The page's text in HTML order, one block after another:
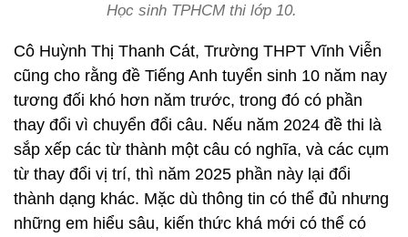
Học sinh TPHCM thi lớp 10.
Cô Huỳnh Thị Thanh Cát, Trường THPT Vĩnh Viễn
cũng cho rằng đề Tiếng Anh tuyển sinh 10 năm nay
tương đối khó hơn năm trước, trong đó có phần
thay đổi vì chuyển đổi câu. Nếu năm 2024 đề thi là
sắp xếp các từ thành một câu có nghĩa, và các cụm
từ thay đổi vị trí, thì năm 2025 phần này lại đổi
thành dạng khác. Mặc dù thông tin có thể đủ nhưng
những em hiểu sâu, kiến thức khá mới có thể có